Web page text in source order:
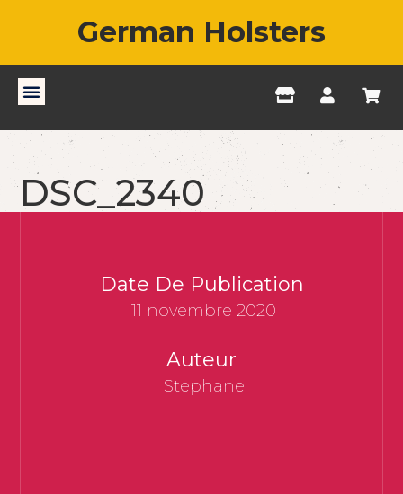
German Holsters
DSC_2340
Date De Publication
11 novembre 2020
Auteur
Stephane